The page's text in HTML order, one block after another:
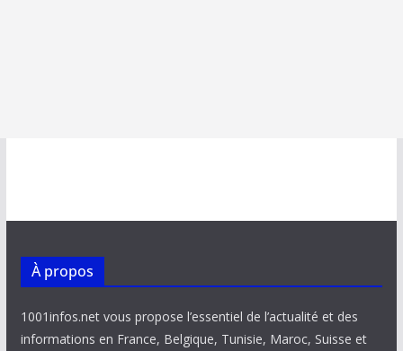
À propos
1001infos.net vous propose l’essentiel de l’actualité et des
informations en France, Belgique, Tunisie, Maroc, Suisse et